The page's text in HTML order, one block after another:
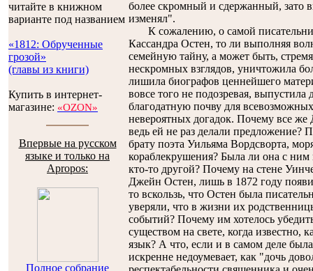
читайте в книжном
варианте под названием
«1812: Обрученные
грозой»
(главы из книги)
Купить в интернет-
магазине: «OZON»
Впервые на русском
языке и только на
Apropos:
Полное собрание
более скромный и сдержанный, зато
изменял".
К сожалению, о самой
Кассандра Остен, то ли выполняя
семейную тайну, а может быть,
нескромных взглядов, уничтожила
лишила биографов ценнейшего
вовсе того не подозревая,
благодатную почву для
невероятных догадок. Почему все
ведь ей не раз делали предложение?
брату поэта Уильяма Вордсворта,
кораблекрушения? Была ли она с
кто-то другой? Почему на стене
Джейн Остен, лишь в 1872 году
то вскользь, что Остен была
уверяли, что в жизни их
событий? Почему им хотелось
существом на свете, когда
язык? А что, если и в самом деле
искренне недоумевает, как "дочь